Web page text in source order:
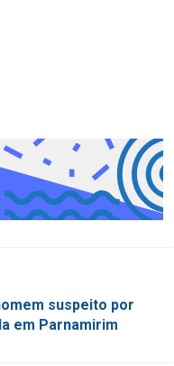
suspeito por
em Parnamirim